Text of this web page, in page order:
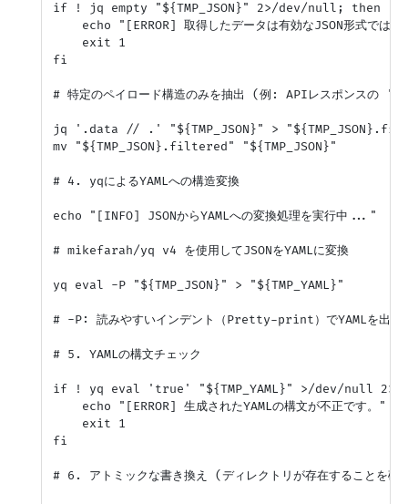
if ! jq empty "${TMP_JSON}" 2>/dev/null; then
echo "[ERROR] 取得したデータは有効なJSON形式ではあ
    exit 1
fi
# 特定のペイロード構造のみを抽出 (例: APIレスポンスの
jq '.data // .' "${TMP_JSON}" >
mv "${TMP_JSON}.filtered" "${TMP_JSON}"
# 4. yqによるYAMLへの構造変換
echo "[INFO] JSONからYAMLへの変換処理を実行中..."
# mikefarah/yq v4 を使用してJSONをYAMLに変換
yq eval -P "${TMP_JSON}" > "${TMP_YAML}"
# -P: 読みやすいインデント（Pretty-print）でYAMLを出力
# 5. YAMLの構文チェック
if ! yq eval 'true' "${TMP_YAML}" >/dev/null
echo "[ERROR] 生成されたYAMLの構文が不正です。"
    exit 1
fi
# 6. アトミックな書き換え (ディレクトリが存在することを確